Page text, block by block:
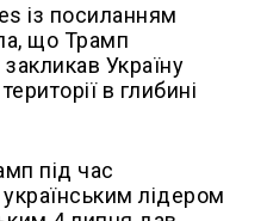
із посиланням
що Трамп
Україну
в глибині
під час
лідером